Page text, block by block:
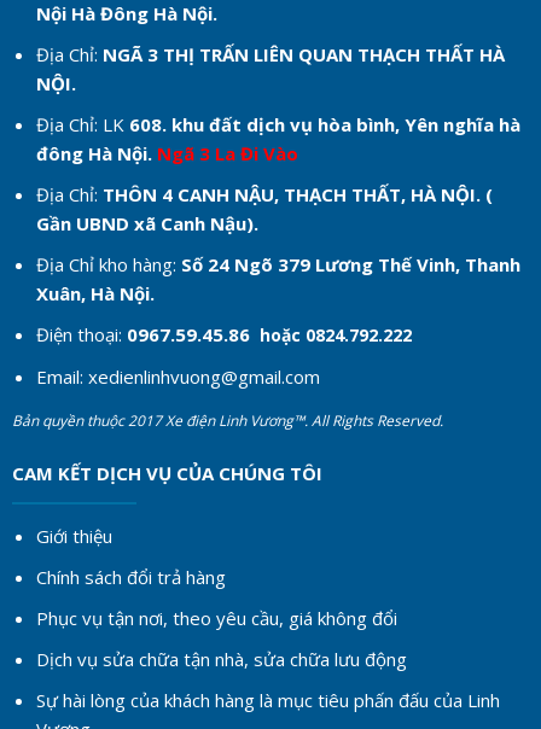
Nội Hà Đông Hà Nội.
Địa Chỉ: NGÃ 3 THỊ TRẤN LIÊN QUAN THẠCH THẤT HÀ
NỘI.
Địa Chỉ: LK 608. khu đất dịch vụ hòa bình, Yên nghĩa hà
đông Hà Nội. Ngã 3 La Đi Vào
Địa Chỉ: THÔN 4 CANH NẬU, THẠCH THẤT, HÀ NỘI. (
Gần UBND xã Canh Nậu).
Địa Chỉ kho hàng: Số 24 Ngõ 379 Lương Thế Vinh, Thanh
Xuân, Hà Nội.
Điện thoại: 0967.59.45.86 hoặc 0824.792.222
Email: xedienlinhvuong@gmail.com
Bản quyền thuộc 2017 Xe điện Linh Vương™. All Rights Reserved.
CAM KẾT DỊCH VỤ CỦA CHÚNG TÔI
Giới thiệu
Chính sách đổi trả hàng
Phục vụ tận nơi, theo yêu cầu, giá không đổi
Dịch vụ sửa chữa tận nhà, sửa chữa lưu động
Sự hài lòng của khách hàng là mục tiêu phấn đấu của Linh